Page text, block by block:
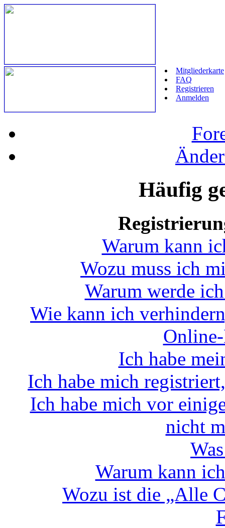
Mitgliederkarte
FAQ
Registrieren
Anmelden
Häufig
Warum kann
Wozu muss ich
Warum werde
Wie kann ich
Ich habe
Ich habe mich
Ich habe mich vor
nicht
Warum kann
Wozu ist die „Alle